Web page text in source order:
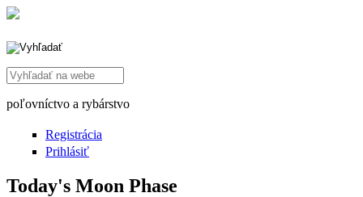
Search this site
poľovníctvo a rybárstvo
Registrácia
Prihlásiť
Today's Moon Phase